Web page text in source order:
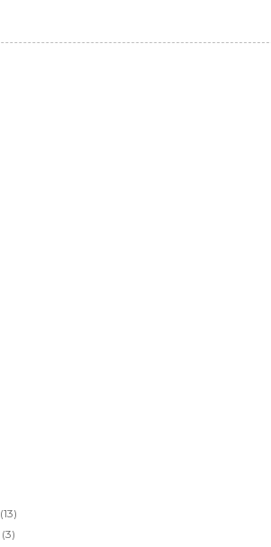
(13)
(3)